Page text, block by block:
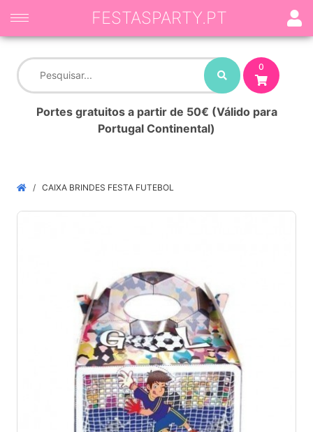
0
Portes gratuitos a partir de 50€ (Válido para
Portugal Continental)
FESTASPARTY.PT
CAIXA BRINDES FESTA FUTEBOL